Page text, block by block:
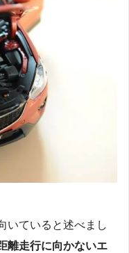
いていると述べまし
離走行に向かないエ